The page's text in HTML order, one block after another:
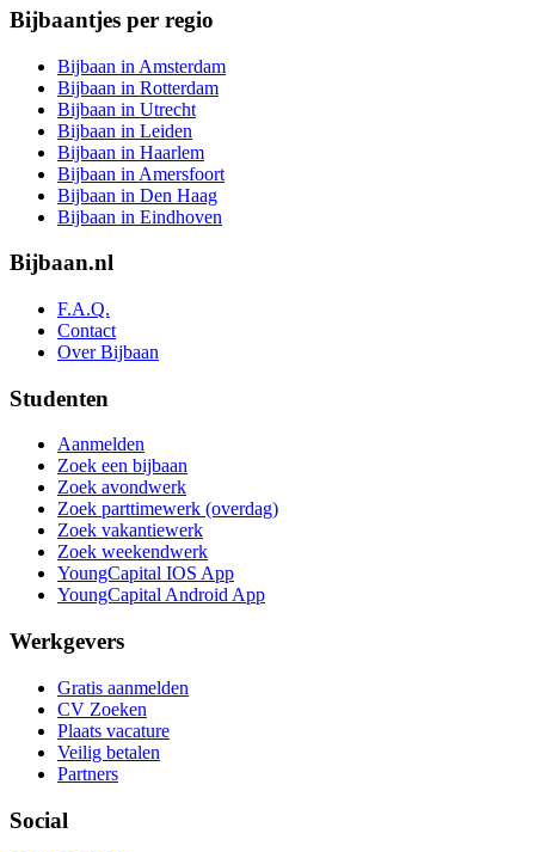
Bijbaantjes per regio
Bijbaan in Amsterdam
Bijbaan in Rotterdam
Bijbaan in Utrecht
Bijbaan in Leiden
Bijbaan in Haarlem
Bijbaan in Amersfoort
Bijbaan in Den Haag
Bijbaan in Eindhoven
Bijbaan.nl
F.A.Q.
Contact
Over Bijbaan
Studenten
Aanmelden
Zoek een bijbaan
Zoek avondwerk
Zoek parttimewerk (overdag)
Zoek vakantiewerk
Zoek weekendwerk
YoungCapital IOS App
YoungCapital Android App
Werkgevers
Gratis aanmelden
CV Zoeken
Plaats vacature
Veilig betalen
Partners
Social